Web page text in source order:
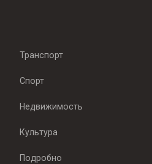
Транспорт
Спорт
Недвижимость
Культура
Подробно